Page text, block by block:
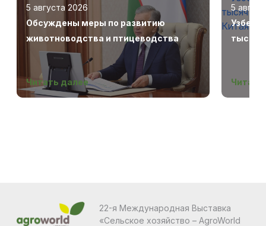
5 августа 2026
Обсуждены меры по развитию
животноводства и птицеводства
Читать далее
5
тысяч
Читать
22-я Международная Выставка
«Сельское хозяйство – AgroWorld